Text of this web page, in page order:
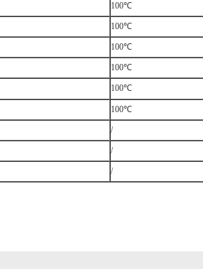
100℃
100℃
100℃
100℃
100℃
100℃
/
/
/